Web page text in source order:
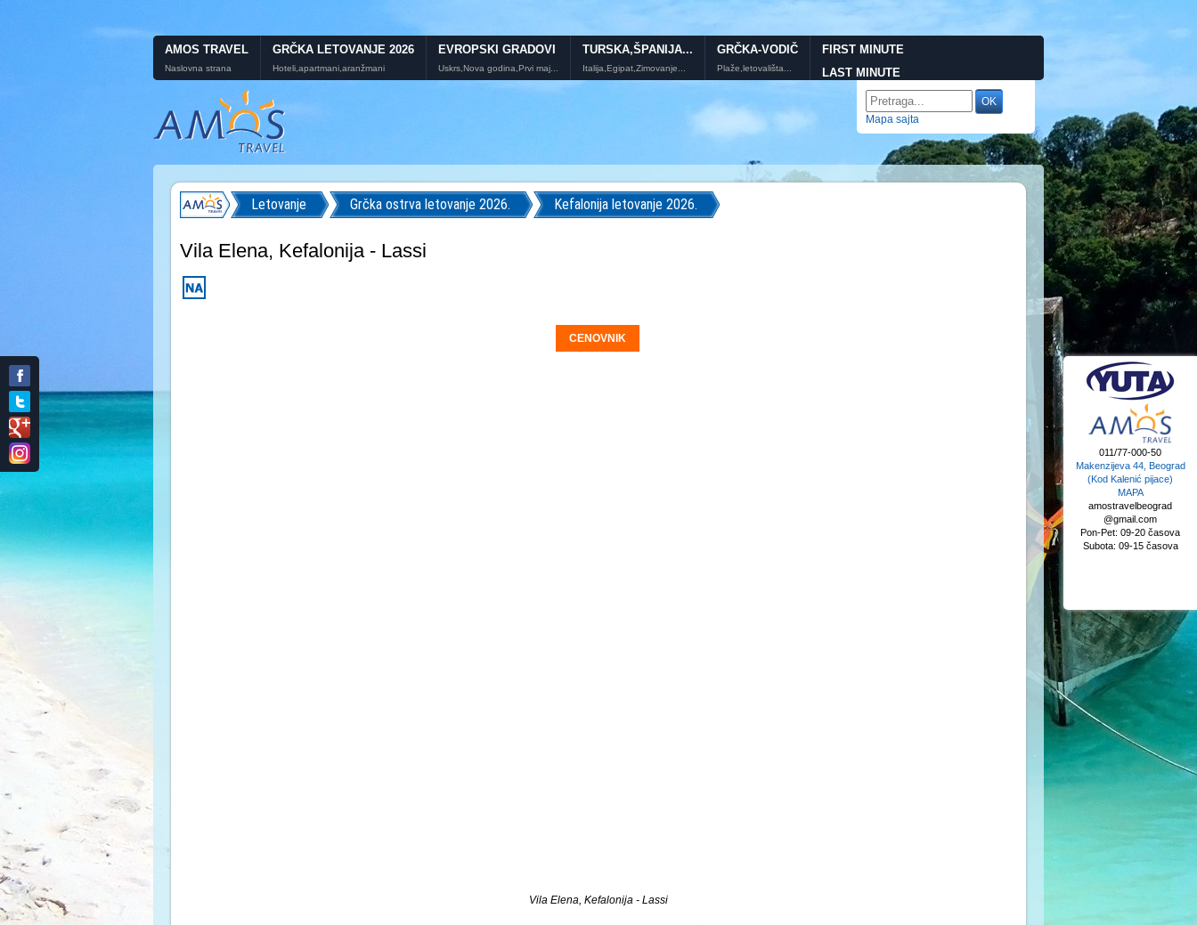
AMOS TRAVEL
Naslovna strana
GRČKA LETOVANJE 2026
Hoteli,apartmani,aranžmani
EVROPSKI GRADOVI
Uskrs,Nova godina,Prvi maj...
TURSKA,ŠPANIJA...
Italija,Egipat,Zimovanje...
GRČKA-VODIČ
Plaže,letovališta...
FIRST MINUTE
LAST MINUTE
Mapa sajta
Letovanje Grčka ostrva letovanje 2026. Kefalonija letovanje 2026.
Vila Elena, Kefalonija - Lassi
CENOVNIK
Vila Elena, Kefalonija - Lassi
011/77-000-50
Makenzijeva 44, Beograd
(Kod Kalenić pijace)
MAPA
amostravelbeograd
@gmail.com
Pon-Pet: 09-20 časova
Subota: 09-15 časova